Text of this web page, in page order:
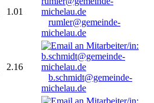
1.01
rumler@gemeinde-
michelau.de
2.16
b.schmidt@gemeinde-
michelau.de